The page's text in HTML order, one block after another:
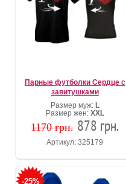
Парные футболки Сердце с
завитушками
Размер муж: L
Размер жен: XXL
1170 грн. 878 грн.
Артикул: 325179
-25%